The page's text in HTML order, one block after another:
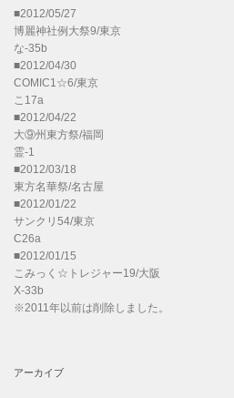
■2012/05/27
博麗神社例大祭9/東京
な-35b
■2012/04/30
COMIC1☆6/東京
こ17a
■2012/04/22
大⑨州東方祭/福岡
霊-1
■2012/03/18
東方名華祭/名古屋
■2012/01/22
サンクリ54/東京
C26a
■2012/01/15
こみっく☆トレジャー19/大阪
X-33b
※2011年以前は削除しました。
アーカイブ